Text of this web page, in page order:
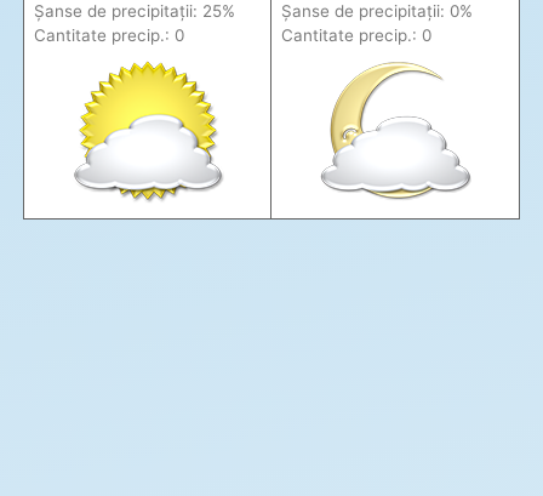
Șanse de precipitații: 25%
Cantitate precip.: 0
Șanse de precipitații: 0%
Cantitate precip.: 0